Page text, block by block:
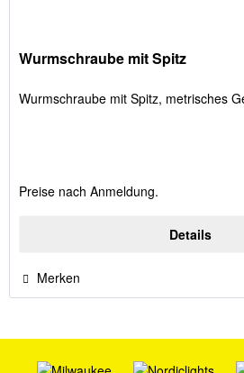
Wurmschraube mit Spitz
Wurmschraube mit Spitz, metrisches
Preise nach Anmeldung.
Details
Merken